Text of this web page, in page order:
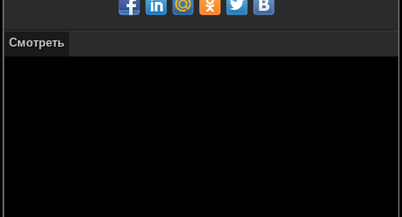
Смотреть